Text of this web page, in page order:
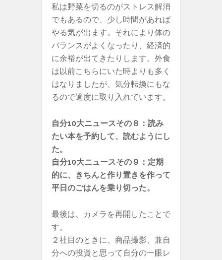
私は野菜を切るのがストレス解消
でもあるので、少し時間があれば
やる気が出ます。それにより体の
バランスがよくなったり、経済的
に余裕が出てきたりします。外食
は以前こちらにいた時よりも多く
はなりましたが、気分転換にもな
るので適度に取り入れています。
自分10大ニュースその８：読み
たい本を予約して、読むようにし
た。
自分10大ニュースその９：定期
的に、きちんと作り置きを作って
平日のごはんを乗り切った。
最後は、カメラを再開したことで
す。
２社目のときに、商品撮影、兼自
分への投資と思って自分の一眼レ